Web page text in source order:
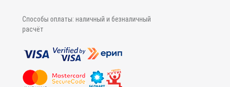
Способы оплаты: наличный и безналичный
расчёт